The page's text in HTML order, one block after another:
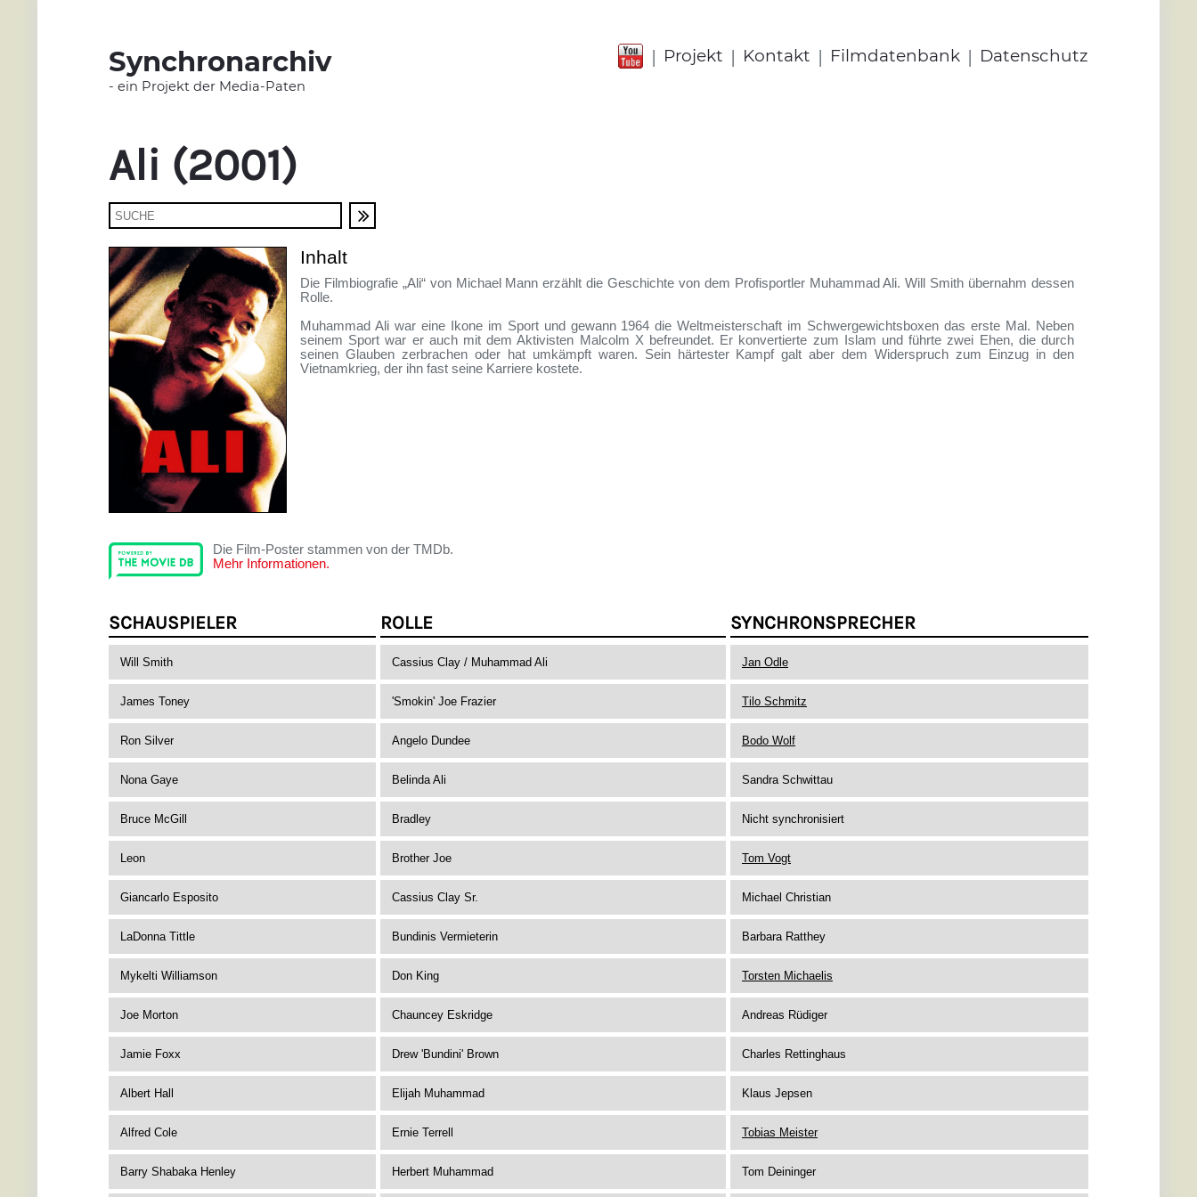
Synchronarchiv
- ein Projekt der Media-Paten
| Projekt | Kontakt | Filmdatenbank | Datenschutz
Ali (2001)
Inhalt
Die Filmbiografie „Ali“ von Michael Mann erzählt die Geschichte von dem Profisportler Muhammad Ali. Will Smith übernahm dessen
Rolle.
Muhammad Ali war eine Ikone im Sport und gewann 1964 die Weltmeisterschaft im Schwergewichtsboxen das erste Mal. Neben
seinem Sport war er auch mit dem Aktivisten Malcolm X befreundet. Er konvertierte zum Islam und führte zwei Ehen, die durch
seinen Glauben zerbrachen oder hat umkämpft waren. Sein härtester Kampf galt aber dem Widerspruch zum Einzug in den
Vietnamkrieg, der ihn fast seine Karriere kostete.
Die Film-Poster stammen von der TMDb.
Mehr Informationen.
SCHAUSPIELER ROLLE SYNCHRONSPRECHER
Will Smith Cassius Clay / Muhammad Ali Jan Odle
James Toney 'Smokin' Joe Frazier Tilo Schmitz
Ron Silver Angelo Dundee Bodo Wolf
Nona Gaye Belinda Ali Sandra Schwittau
Bruce McGill Bradley Nicht synchronisiert
Leon Brother Joe Tom Vogt
Giancarlo Esposito Cassius Clay Sr. Michael Christian
LaDonna Tittle Bundinis Vermieterin Barbara Ratthey
Mykelti Williamson Don King Torsten Michaelis
Joe Morton Chauncey Eskridge Andreas Rüdiger
Jamie Foxx Drew 'Bundini' Brown Charles Rettinghaus
Albert Hall Elijah Muhammad Klaus Jepsen
Alfred Cole Ernie Terrell Tobias Meister
Barry Shabaka Henley Herbert Muhammad Tom Deininger